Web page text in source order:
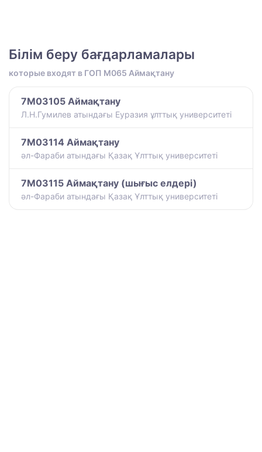
Білім беру бағдарламалары
которые входят в ГОП M065 Аймақтану
7M03105 Аймақтану
Л.Н.Гумилев атындағы Еуразия ұлттық университеті
7M03114 Аймақтану
әл-Фараби атындағы Қазақ Ұлттық университеті
7M03115 Аймақтану (шығыс елдері)
әл-Фараби атындағы Қазақ Ұлттық университеті